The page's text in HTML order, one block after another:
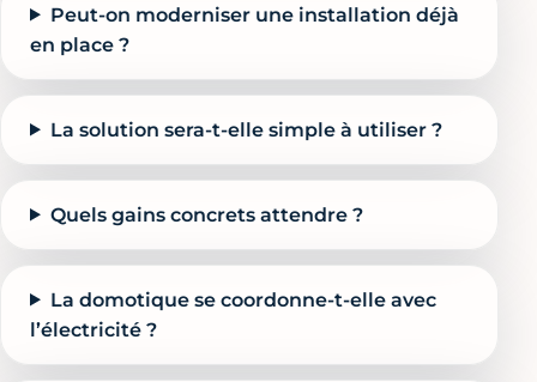
Peut-on moderniser une installation déjà
en place ?
La solution sera-t-elle simple à utiliser ?
Quels gains concrets attendre ?
La domotique se coordonne-t-elle avec
l’électricité ?